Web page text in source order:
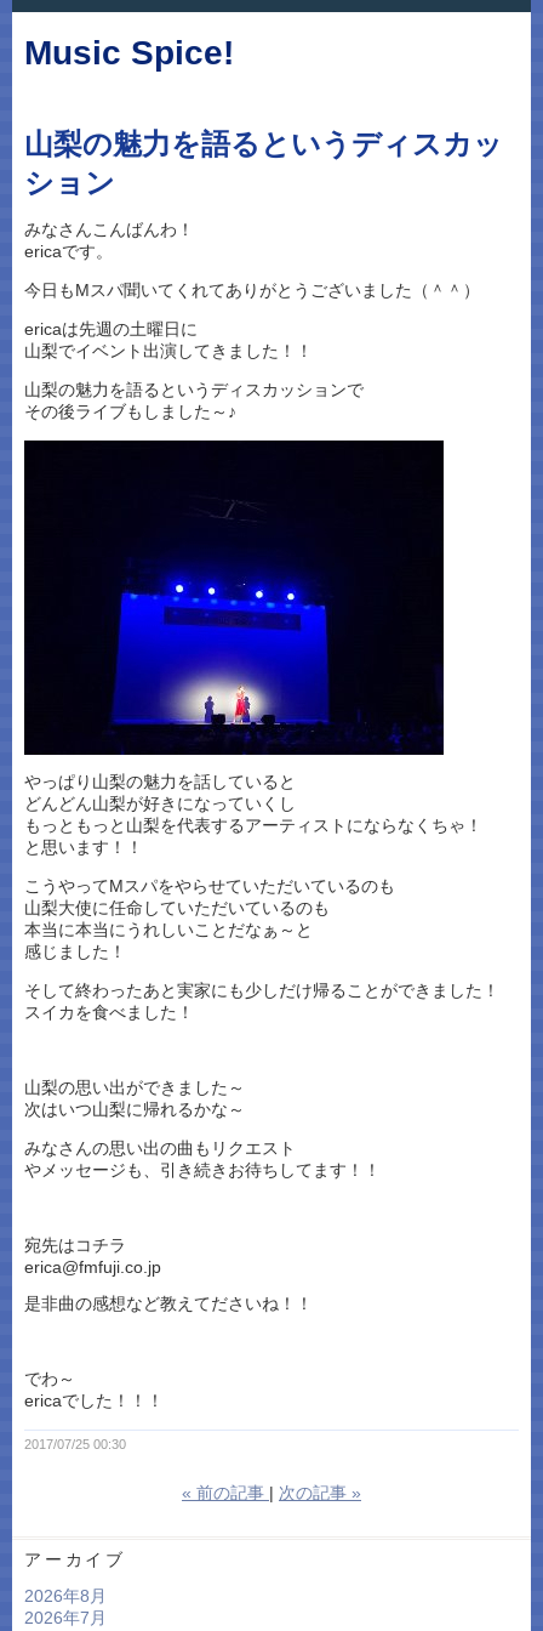
Music Spice!
山梨の魅力を語るというディスカッ
ション
みなさんこんばんわ！
ericaです。
今日もMスパ聞いてくれてありがとうございました（＾＾）
ericaは先週の土曜日に
山梨でイベント出演してきました！！
山梨の魅力を語るというディスカッションで
その後ライブもしました～♪
やっぱり山梨の魅力を話していると
どんどん山梨が好きになっていくし
もっともっと山梨を代表するアーティストにならなくちゃ！
と思います！！
こうやってMスパをやらせていただいているのも
山梨大使に任命していただいているのも
本当に本当にうれしいことだなぁ～と
感じました！
そして終わったあと実家にも少しだけ帰ることができました！
スイカを食べました！
山梨の思い出ができました～
次はいつ山梨に帰れるかな～
みなさんの思い出の曲もリクエスト
やメッセージも、引き続きお待ちしてます！！
宛先はコチラ
erica@fmfuji.co.jp
是非曲の感想など教えてださいね！！
でわ～
ericaでした！！！
2017/07/25 00:30
« 前の記事 次の記事 »
アーカイブ
2026年8月
2026年7月